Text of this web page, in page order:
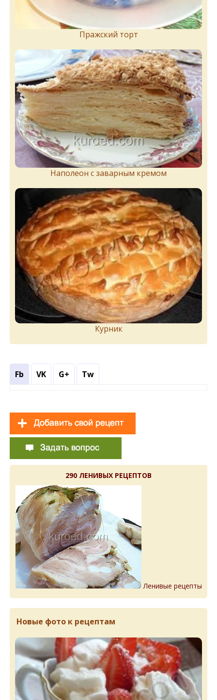
Пражский торт
Наполеон с заварным кремом
Курник
Fb VK G+ Tw
290 ЛЕНИВЫХ РЕЦЕПТОВ
Ленивые рецепты
Новые фото к рецептам